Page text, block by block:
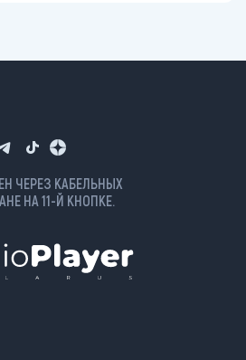
ЧЕРЕЗ КАБЕЛЬНЫХ
НА 11-Й КНОПКЕ.